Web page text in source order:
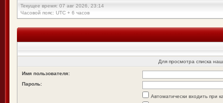
Текущее время: 07 авг 2026, 23:14
Часовой пояс: UTC + 6 часов
Для просмотра списка
Имя пользователя:
Пароль:
Автоматически входить при